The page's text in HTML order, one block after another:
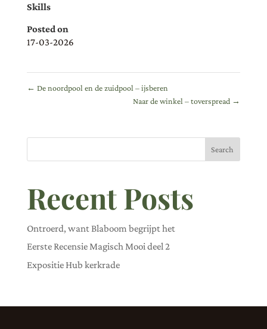
Skills
Posted on
17-03-2026
← De noordpool en de zuidpool – ijsberen
Naar de winkel – toverspread →
Search
Recent Posts
Ontroerd, want Blaboom begrijpt het
Eerste Recensie Magisch Mooi deel 2
Expositie Hub kerkrade